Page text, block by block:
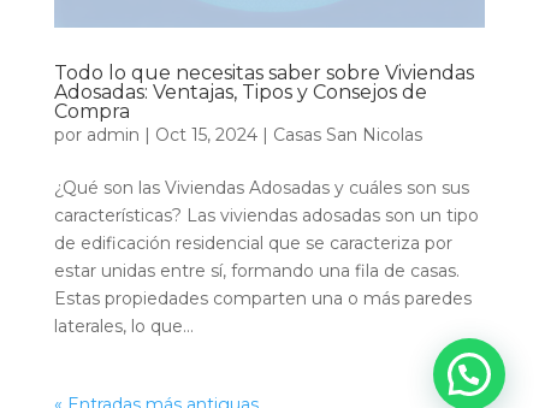
Todo lo que necesitas saber sobre Viviendas
Adosadas: Ventajas, Tipos y Consejos de
Compra
por admin Oct 15, 2024| Casas San Nicolas
¿Qué son las Viviendas Adosadas y cuáles son sus
características? Las viviendas adosadas son un tipo
de edificación residencial que se caracteriza por
estar unidas entre sí, formando una fila de casas.
Estas propiedades comparten una o más paredes
laterales, lo que...